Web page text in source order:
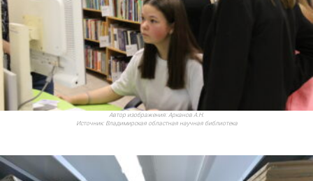
Автор изображения: Арканов А.Н.
Источник: Владимирская областная научная библиотека